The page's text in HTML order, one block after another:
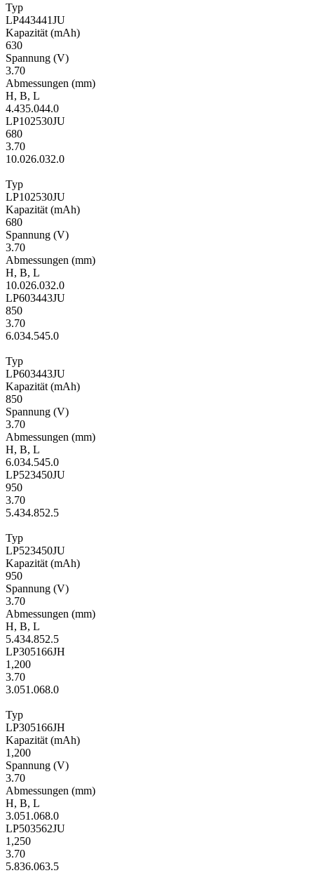
Typ
LP443441JU
Kapa­zität (mAh)
630
Span­nung (V)
3.70
Ab­mes­sungen (mm)
H, B, L
4.435.044.0
LP102530JU
680
3.70
10.026.032.0
Typ
LP102530JU
Kapa­zität (mAh)
680
Span­nung (V)
3.70
Ab­mes­sungen (mm)
H, B, L
10.026.032.0
LP603443JU
850
3.70
6.034.545.0
Typ
LP603443JU
Kapa­zität (mAh)
850
Span­nung (V)
3.70
Ab­mes­sungen (mm)
H, B, L
6.034.545.0
LP523450JU
950
3.70
5.434.852.5
Typ
LP523450JU
Kapa­zität (mAh)
950
Span­nung (V)
3.70
Ab­mes­sungen (mm)
H, B, L
5.434.852.5
LP305166JH
1,200
3.70
3.051.068.0
Typ
LP305166JH
Kapa­zität (mAh)
1,200
Span­nung (V)
3.70
Ab­mes­sungen (mm)
H, B, L
3.051.068.0
LP503562JU
1,250
3.70
5.836.063.5